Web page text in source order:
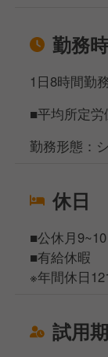
勤務
1日8時間勤
■平均所定
勤務形態：
休日
■公休月
■有給休暇
※年間休日
試用